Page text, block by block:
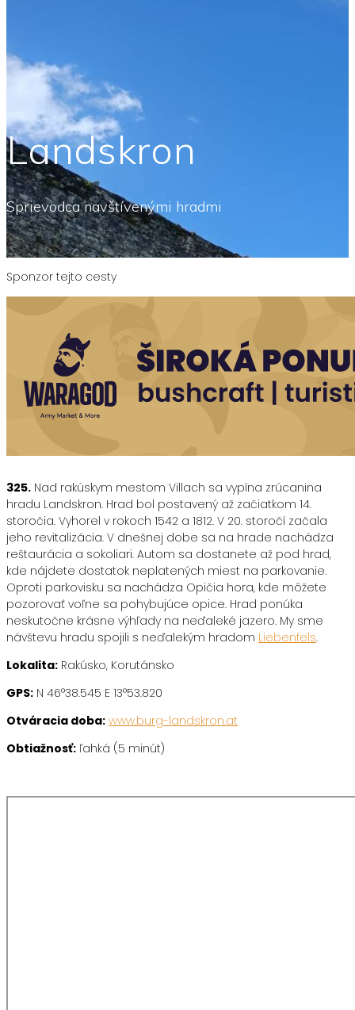
Landskron
Sprievodca navštívenými hradmi
Sponzor tejto cesty
325. Nad rakúskym mestom Villach sa vypína zrúcanina
hradu Landskron. Hrad bol postavený až začiatkom 14.
storočia. Vyhorel v rokoch 1542 a 1812. V 20. storočí začala
jeho revitalizácia. V dnešnej dobe sa na hrade nachádza
reštaurácia a sokoliari. Autom sa dostanete až pod hrad,
kde nájdete dostatok neplatených miest na parkovanie.
Oproti parkovisku sa nachádza Opičia hora, kde môžete
pozorovať voľne sa pohybujúce opice. Hrad ponúka
neskutočne krásne výhľady na neďaleké jazero. My sme
návštevu hradu spojili s neďalekým hradom Liebenfels.
Lokalita: Rakúsko, Korutánsko
GPS: N 46°38.545 E 13°53.820
Otváracia doba: www.burg-landskron.at
Obtiažnosť: ľahká (5 minút)